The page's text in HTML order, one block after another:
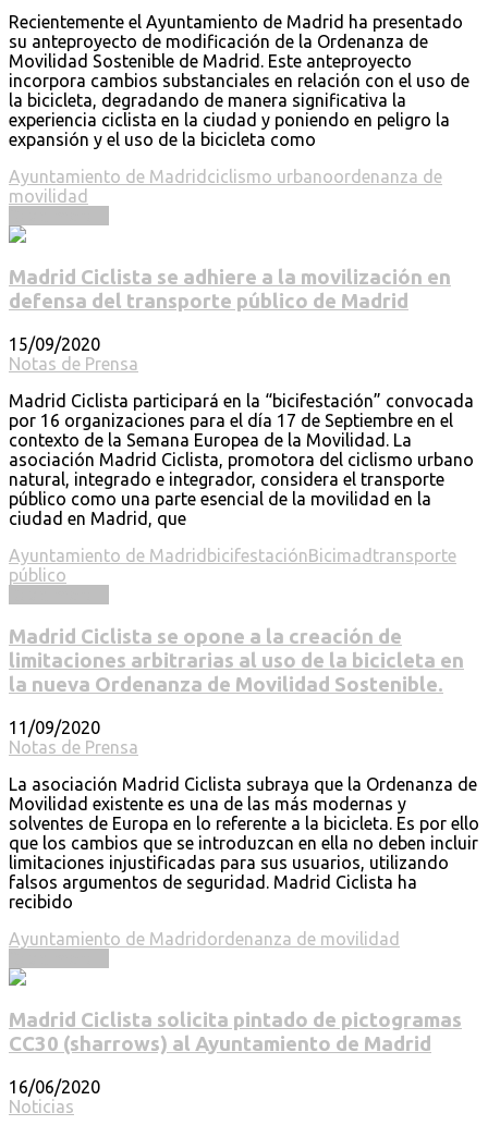
Recientemente el Ayuntamiento de Madrid ha presentado
su anteproyecto de modificación de la Ordenanza de
Movilidad Sostenible de Madrid. Este anteproyecto
incorpora cambios substanciales en relación con el uso de
la bicicleta, degradando de manera significativa la
experiencia ciclista en la ciudad y poniendo en peligro la
expansión y el uso de la bicicleta como
Ayuntamiento de Madrid ciclismo urbanoordenanza de
movilidad
Madrid Ciclista se adhiere a la movilización en
defensa del transporte público de Madrid
15/09/2020
Notas de Prensa
Madrid Ciclista participará en la “bicifestación” convocada
por 16 organizaciones para el día 17 de Septiembre en el
contexto de la Semana Europea de la Movilidad. La
asociación Madrid Ciclista, promotora del ciclismo urbano
natural, integrado e integrador, considera el transporte
público como una parte esencial de la movilidad en la
ciudad en Madrid, que
Ayuntamiento de Madrid bicifestaciónBicimad transporte
público
Madrid Ciclista se opone a la creación de
limitaciones arbitrarias al uso de la bicicleta en
la nueva Ordenanza de Movilidad Sostenible.
11/09/2020
Notas de Prensa
La asociación Madrid Ciclista subraya que la Ordenanza de
Movilidad existente es una de las más modernas y
solventes de Europa en lo referente a la bicicleta. Es por ello
que los cambios que se introduzcan en ella no deben incluir
limitaciones injustificadas para sus usuarios, utilizando
falsos argumentos de seguridad. Madrid Ciclista ha
recibido
Ayuntamiento de Madrid ordenanza de movilidad
Madrid Ciclista solicita pintado de pictogramas
CC30 (sharrows) al Ayuntamiento de Madrid
16/06/2020
Noticias